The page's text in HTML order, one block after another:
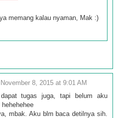
memang kalau nyaman, Mak :)
November 8, 2015 at 9:01 AM
tugas juga, tapi belum aku
mbak. Aku blm baca detilnya sih.